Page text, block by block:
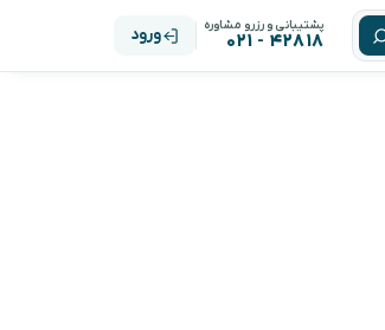
پشتیبانی و رزرو مشاوره
۴۲۸۱۸ - ۰۲۱ ورود